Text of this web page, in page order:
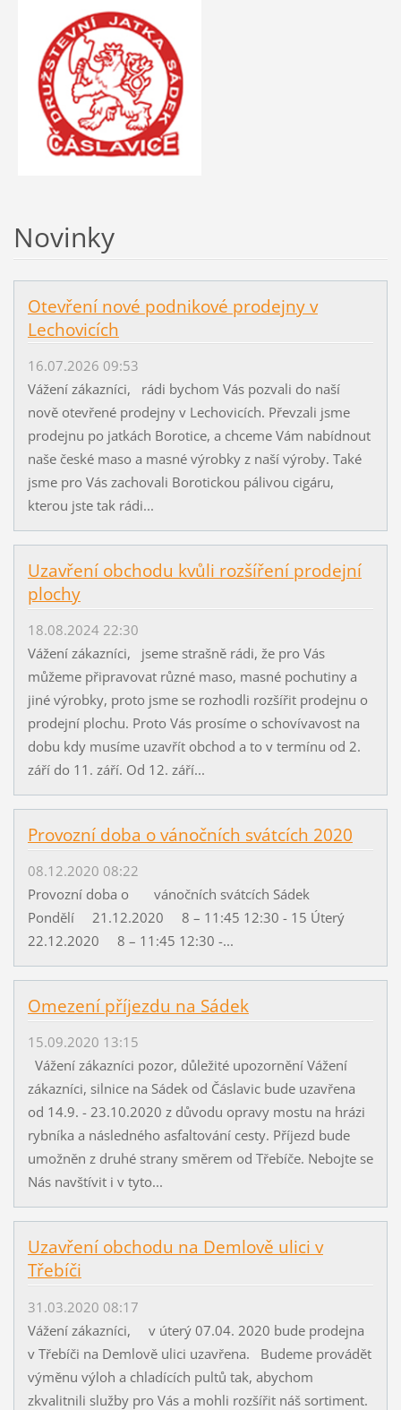
Novinky
Otevření nové podnikové prodejny v
Lechovicích
16.07.2026 09:53
Vážení zákazníci, rádi bychom Vás pozvali do naší
nově otevřené prodejny v Lechovicích. Převzali jsme
prodejnu po jatkách Borotice, a chceme Vám nabídnout
naše české maso a masné výrobky z naší výroby. Také
jsme pro Vás zachovali Borotickou pálivou cigáru,
kterou jste tak rádi...
Uzavření obchodu kvůli rozšíření prodejní
plochy
18.08.2024 22:30
Vážení zákazníci, jseme strašně rádi, že pro Vás
můžeme připravovat různé maso, masné pochutiny a
jiné výrobky, proto jsme se rozhodli rozšířit prodejnu o
prodejní plochu. Proto Vás prosíme o schovívavost na
dobu kdy musíme uzavřít obchod a to v termínu od 2.
září do 11. září. Od 12. září...
Provozní doba o vánočních svátcích 2020
08.12.2020 08:22
Provozní doba o vánočních svátcích Sádek
Pondělí 21.12.2020 8 – 11:45 12:30 - 15 Úterý
22.12.2020 8 – 11:45 12:30 -...
Omezení příjezdu na Sádek
15.09.2020 13:15
Vážení zákazníci pozor, důležité upozornění Vážení
zákazníci, silnice na Sádek od Čáslavic bude uzavřena
od 14.9. - 23.10.2020 z důvodu opravy mostu na hrázi
rybníka a následného asfaltování cesty. Příjezd bude
umožněn z druhé strany směrem od Třebíče. Nebojte se
Nás navštívit i v tyto...
Uzavření obchodu na Demlově ulici v
Třebíči
31.03.2020 08:17
Vážení zákazníci, v úterý 07.04. 2020 bude prodejna
v Třebíči na Demlově ulici uzavřena. Budeme provádět
výměnu výloh a chladících pultů tak, abychom
zkvalitnili služby pro Vás a mohli rozšířit náš sortiment.